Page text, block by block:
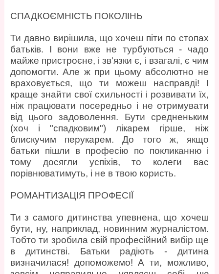
СПАДКОЄМНІСТЬ ПОКОЛІНЬ
Ти давно вирішила, що хочеш піти по стопах
батьків. І вони вже не турбуються - чадо
майже пристроєне, і зв'язки є, і взагалі, є чим
допомогти. Але ж при цьому абсолютно не
враховується, що ти можеш насправді! І
краще знайти свої схильності і розвивати їх,
ніж працювати посередньо і не отримувати
від цього задоволення. Бути средненьким
(хоч і "спадковим") лікарем гірше, ніж
блискучим перукарем. До того ж, якщо
батьки пішли в професію по покликанню і
тому досягли успіхів, то колеги вас
порівнюватимуть, і не в твою користь.
РОМАНТИЗАЦІЯ ПРОФЕСІЇ
Ти з самого дитинства упевнена, що хочеш
бути, ну, наприклад, новинним журналістом.
Тобто ти зробила свій професійний вибір ще
в дитинстві. Батьки радіють - дитина
визначилася! допоможемо! А ти, можливо,